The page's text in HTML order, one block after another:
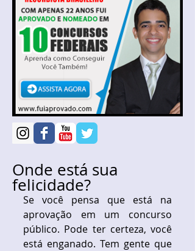
Onde está sua
felicidade?
Se você pensa que está na
aprovação em um concurso
público. Pode ter certeza, você
está enganado. Tem gente que